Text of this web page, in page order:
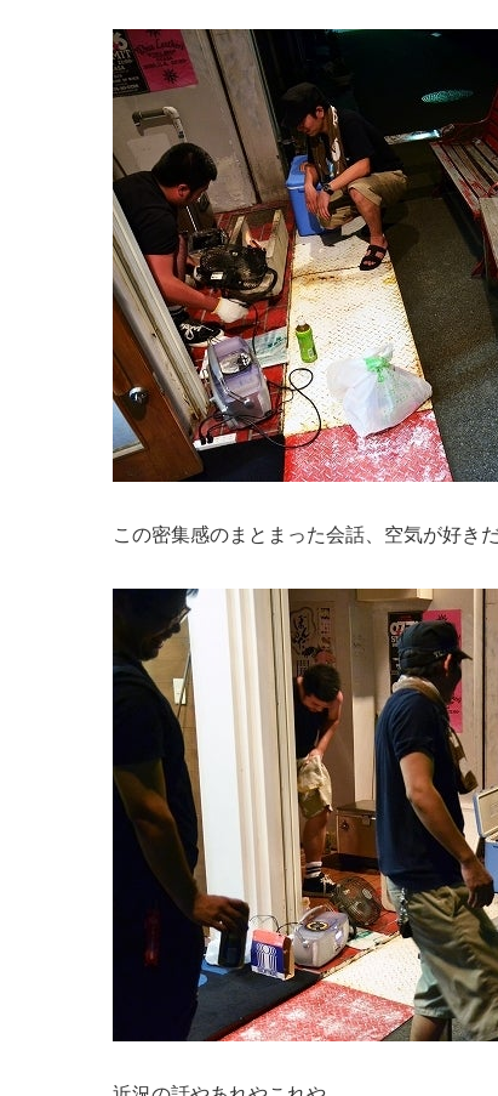
この密集感のまとまった会話、空気が好き